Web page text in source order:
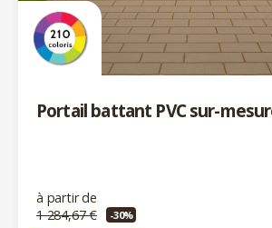
Portail battant PVC sur-
à partir de
1 284,67 €
-30%